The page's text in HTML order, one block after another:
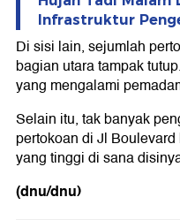
Infrastruktur
Di sisi lain, sejumlah
bagian utara tampak
yang mengalami
Selain itu, tak banyak
pertokoan di Jl
yang tinggi di sana
(dnu/dnu)